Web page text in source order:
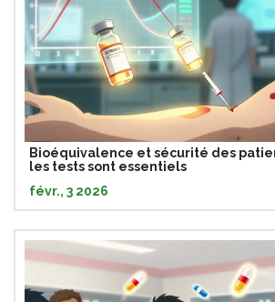
Bioéquivalence et sécurité des
les tests sont essentiels
févr., 3 2026